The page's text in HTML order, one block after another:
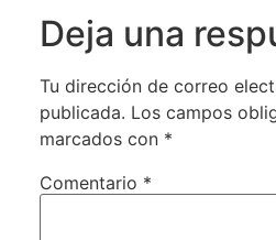
Deja una
Tu dirección de correo
publicada. Los campos
marcados con *
Comentario *